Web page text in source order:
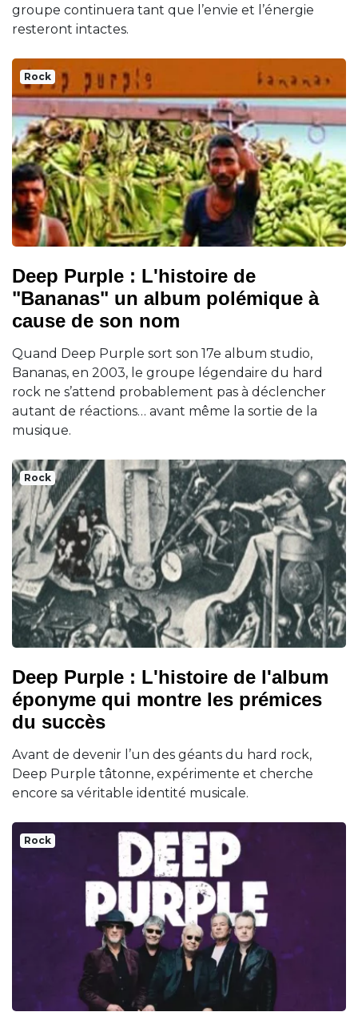
groupe continuera tant que l’envie et l’énergie
resteront intactes.
Rock
Deep Purple : L'histoire de
"Bananas" un album polémique à
cause de son nom
Quand Deep Purple sort son 17e album studio,
Bananas, en 2003, le groupe légendaire du hard
rock ne s’attend probablement pas à déclencher
autant de réactions… avant même la sortie de la
musique.
Rock
Deep Purple : L'histoire de l'album
éponyme qui montre les prémices
du succès
Avant de devenir l’un des géants du hard rock,
Deep Purple tâtonne, expérimente et cherche
encore sa véritable identité musicale.
Rock